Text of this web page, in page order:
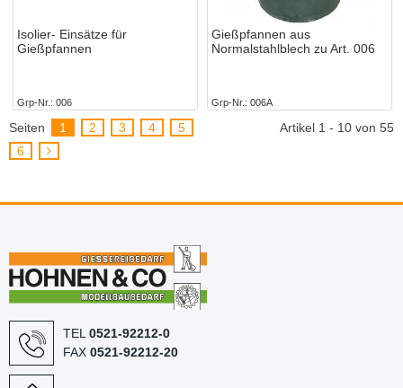
Isolier- Einsätze für
Gießpfannen
Grp-Nr. 006
Gießpfannen aus
Normalstahlblech zu Art. 006
Grp-Nr. 006A
Seiten 1 2 3 4
5
6
Artikel 1 - 10 von 55
TEL 0521-92212-0
FAX 0521-92212-20